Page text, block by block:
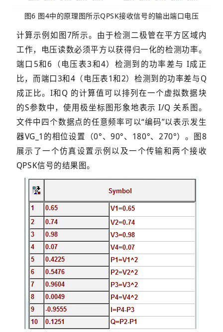
图6 图4中的原理图所示QPSK接收信号的输出端口电压
计算示例如图7所示。由于检测二极管在平方区域内
工作，电压读数必须平方以获得归一化的检测功率。
端口5和6（电压表3和4）检测到的功率差与 I成正
比，而端口3和4（电压表1和2）检测到的功率差与Q
成正比。I和Q 的计算值可以排列在一个虚拟数据块
的S参数中，使用极坐标图形象地表示 I/Q 关系图。
文件中四个数据点的任意频率可以“编码”以表示发生
器VG_1的相位设置（0°、90°、180°、270°）。图8
展示了一个仿真设置示例以及一个传输和两个接收
QPSK信号的结果图。